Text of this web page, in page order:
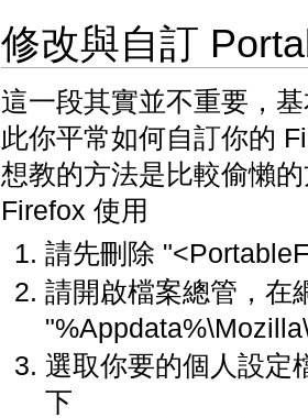
修改與自訂
這一段其實並不重要，
此你平常如何自訂你的
想教的方法是比較偷懶
Firefox 使用
請先刪除
請開啟檔案總管，在
選取你要的個人設定
下